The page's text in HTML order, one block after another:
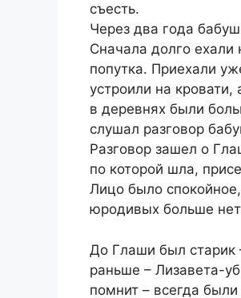
съесть.
Через два года
Сначала долго ехали
попутка. Приехали
устроили на
в деревнях были
слушал разговор
Разговор зашел о
по которой шла,
Лицо было
юродивых больше нет
До Глаши был старик
раньше – Лизавета-
помнит – всегда